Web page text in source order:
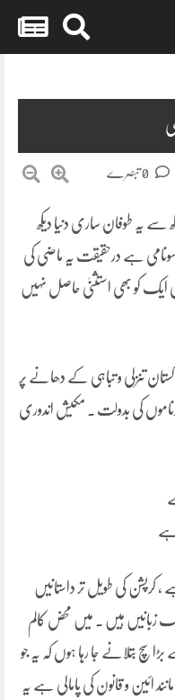
سے یہ طوفان ساری دنیا دیکھ
ہے درحقیقت یہ ماضی کی
ایک کو بھی استثنیٰ حاصل نہیں
تنزلی و تباہی کے دھانے پر
کی بدولت ۔ مکیش اندوری
ہے
کرپشن کی طویل تر داستانیں
زبانیں ہیں ۔ میں محض کالم
سچ بتلانے جا رہا ہوں کہ یہ جو
ائین و قانون کی پامالی ہے یہ